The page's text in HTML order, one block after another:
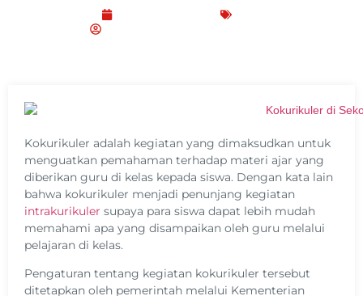
Kokurikuler adalah kegiatan yang dimaksudkan untuk
menguatkan pemahaman terhadap materi ajar yang
diberikan guru di kelas kepada siswa. Dengan kata lain
bahwa kokurikuler menjadi penunjang kegiatan
intrakurikuler supaya para siswa dapat lebih mudah
memahami apa yang disampaikan oleh guru melalui
pelajaran di kelas.
Pengaturan tentang kegiatan kokurikuler tersebut
ditetapkan oleh pemerintah melalui Kementerian